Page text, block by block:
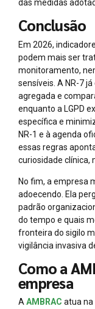
das medidas
Conclusão
Em 2026,
podem mais ser
monitoramento,
sensíveis. A NR-7
agregada e
enquanto a LGPD
específica e
NR-1 e à agenda
essas regras
curiosidade clínica,
No fim, a empresa
adoecendo. Ela
padrão
do tempo e quais
fronteira do sigilo
vigilância invasiva
Como a
empresa
AAMBRAC atua na